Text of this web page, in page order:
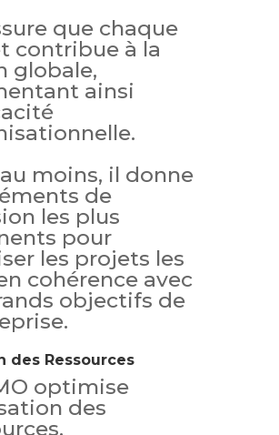
que chaque
contribue à la
globale,
ainsi
moins, il donne
de
les plus
pour
les projets les
cohérence avec
objectifs de
des Ressources
optimise
des